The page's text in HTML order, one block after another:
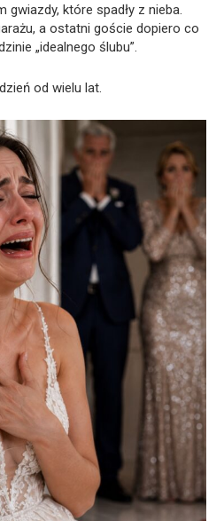
gwiazdy, które spadły z nieba.
a ostatni goście dopiero co
„idealnego ślubu”.
od wielu lat.